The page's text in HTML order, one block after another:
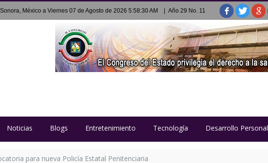
México a Viernes 07 de Agosto de 2026 5:58:30 AM | Año 29 No. 11
Noticias Blogs Entretenimiento Tecnología Desarrollo Personal
para nueva Policía Estatal Penitenciaria